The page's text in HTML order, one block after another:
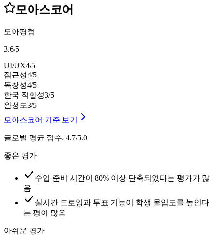
모아스코어
모아평점
3.6/5
UI/UX4/5
접근성4/5
독창성4/5
한국 적합성3/5
완성도3/5
모아스코어 기준 보기
글로벌 평균 점수: 4.7/5.0
좋은 평가
수업 준비 시간이 80% 이상 단축되었다는 평가가 많
음
실시간 드로잉과 투표 기능이 학생 몰입도를 높인다
는 평이 많음
아쉬운 평가